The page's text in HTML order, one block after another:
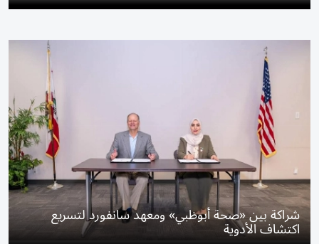
شراكة بين «صحة أبوظبي» ومعهد سانفورد لتسريع
اكتشاف الأدوية